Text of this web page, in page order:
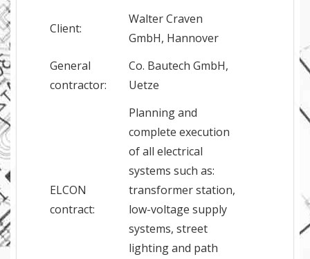
Client:
Walter Craven
GmbH, Hannover
General
contractor:
Co. Bautech GmbH,
Uetze
ELCON
contract:
Planning and
complete execution
of all electrical
systems such as:
transformer station,
low-voltage supply
systems, street
lighting and path